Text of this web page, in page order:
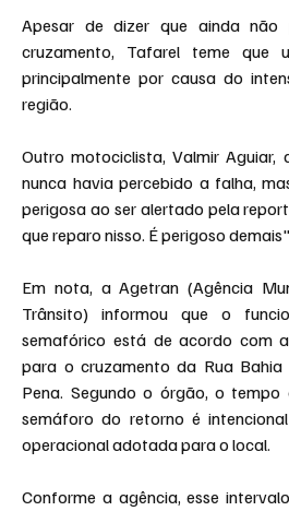
Apesar de dizer que ainda não
cruzamento, Tafarel teme que
principalmente por causa do
região.
Outro motociclista, Valmir Aguiar,
nunca havia percebido a falha,
perigosa ao ser alertado pela
que reparo nisso. É perigoso
Em nota, a Agetran (Agência
Trânsito) informou que o
semafórico está de acordo com
para o cruzamento da Rua
Pena. Segundo o órgão, o tempo
semáforo do retorno é
operacional adotada para o local.
Conforme a agência, esse